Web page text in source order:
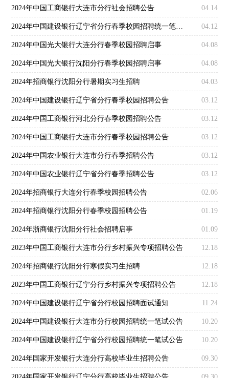
2024年中国工商银行大连市分行社会招聘公告 04.14
2024年中国建设银行辽宁省分行春季校园招聘统一笔试公告 04.12
2024年中国光大银行大连分行春季校园招聘启事 04.08
2024年中国光大银行沈阳分行春季校园招聘启事 04.08
2024年招商银行沈阳分行暑期实习生招聘 04.03
2024年中国建设银行辽宁省分行春季校园招聘公告 03.12
2024年中国工商银行河北分行春季校园招聘公告 03.12
2024年中国工商银行大连市分行春季校园招聘公告 03.12
2024年中国农业银行大连市分行春季招聘公告 03.12
2024年中国农业银行辽宁省分行春季招聘公告 03.12
2024年招商银行大连分行春季校园招聘公告 02.06
2024年招商银行沈阳分行春季校园招聘公告 01.19
2024年浙商银行沈阳分行社会招聘启事 01.09
2023年中国工商银行大连市分行乡村振兴专项招聘公告 12.18
2024年招商银行沈阳分行寒假实习生招聘 12.18
2023年中国工商银行辽宁分行乡村振兴专项招聘公告 12.18
2024年中国建设银行辽宁省分行校园招聘面试通知 11.24
2024年中国建设银行大连市分行校园招聘统一笔试公告 10.20
2024年中国建设银行辽宁省分行校园招聘统一笔试公告 10.20
2024年国家开发银行大连分行高校毕业生招聘公告 09.30